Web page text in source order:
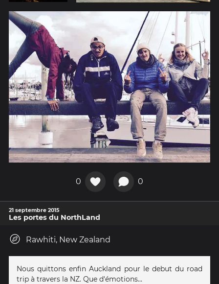
0 0
21 septembre 2015
Les portes du NorthLand
Rawhiti, New Zealand
Nous quittons enfin Auckland pour le debut du road
trip à travers la NZ. Que d'émotions...